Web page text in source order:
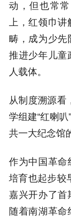
动，但也常
上，红领巾
畴，成为少先
推进少年儿童
人载体。
从制度溯源看
学组建“红喇
共一大纪念馆
作为中国革命
培育也起步较
嘉兴开办了首
随着南湖革命